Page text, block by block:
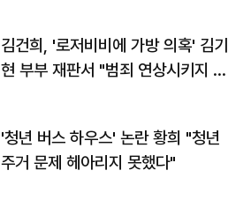
김건희, '로저비비에 가방 의혹' 김기
현 부부 재판서 "범죄 연상시키지 말
'청년 버스 하우스' 논란 황희 "청년
주거 문제 헤아리지 못했다"